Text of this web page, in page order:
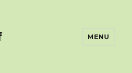
MENU